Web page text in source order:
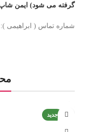
گرفته می شود) ایمن شاپ
شماره تماس ( ابراهیمی ): 09140423922 – 09930764007
جدید